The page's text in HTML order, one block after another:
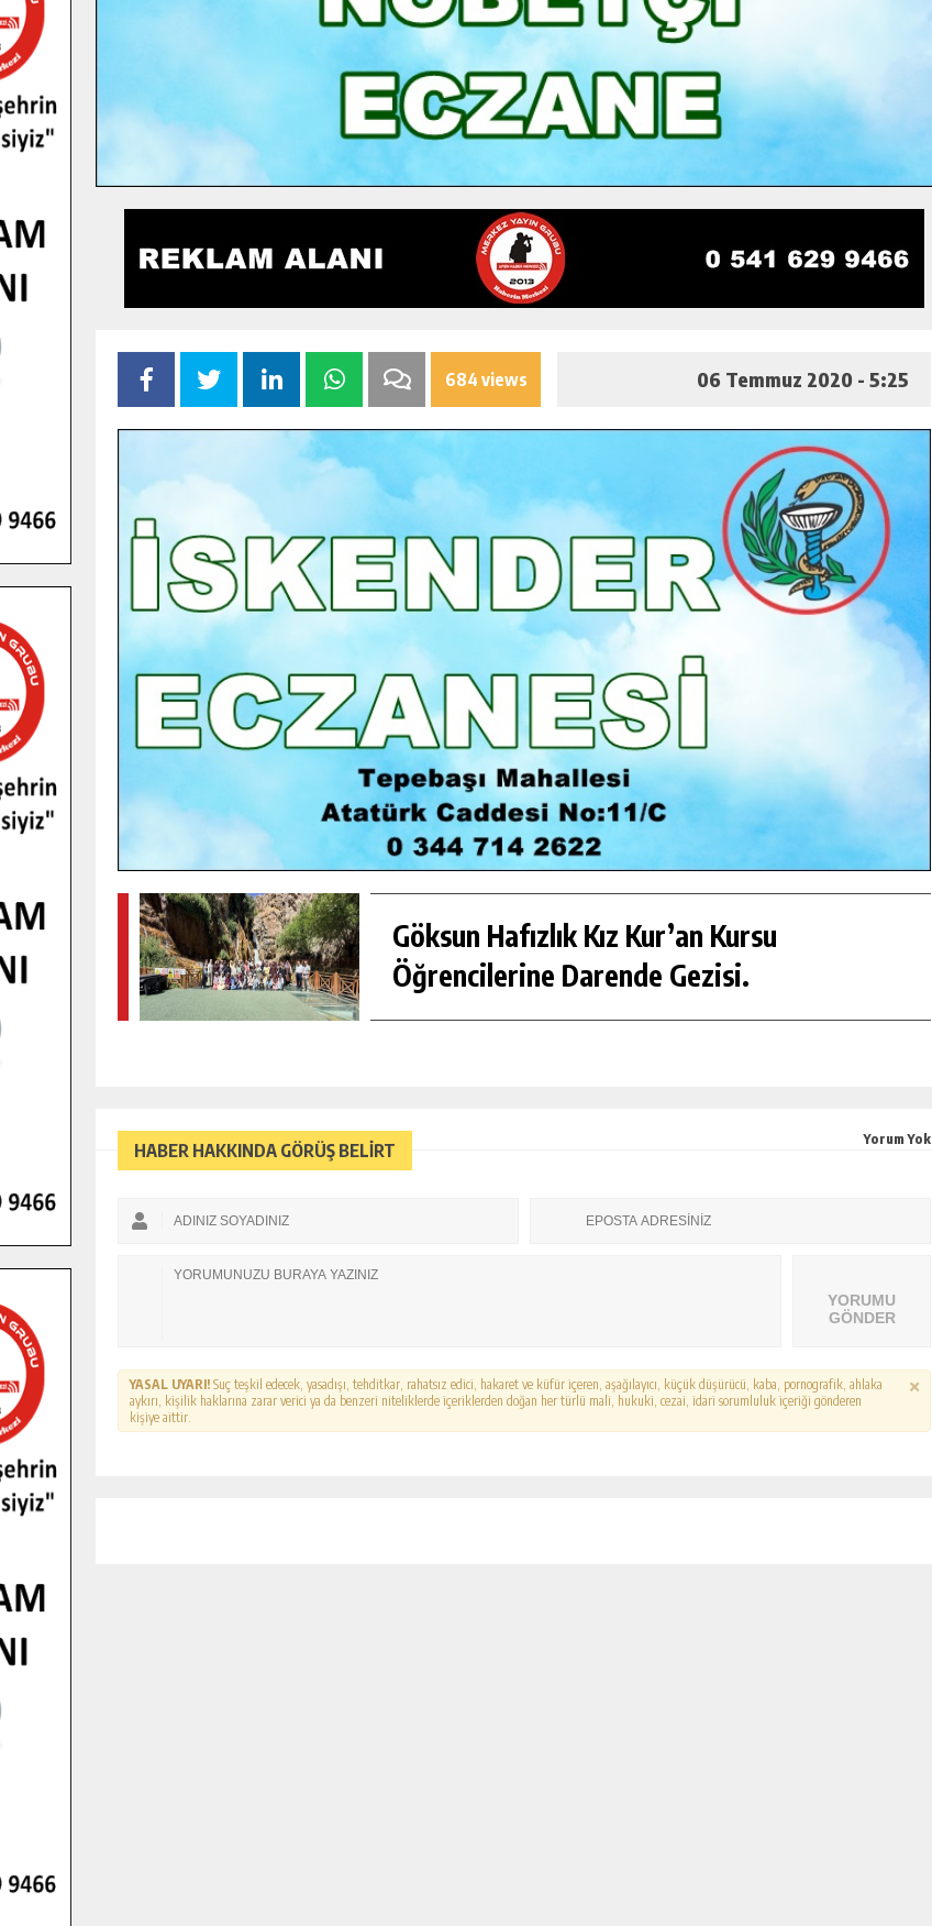
684 views 06 Temmuz 2020 - 5:25
Göksun Hafızlık Kız Kur’an Kursu
Öğrencilerine Darende Gezisi.
HABER HAKKINDA GÖRÜŞ BELİRT
Yorum Yok
YORUMU
GÖNDER
YASAL UYARI! Suç teşkil edecek, yasadışı, tehditkar, rahatsız edici, hakaret ve küfür içeren, aşağılayıcı, küçük düşürücü, kaba, pornografik, ahlaka
aykırı, kişilik haklarına zarar verici ya da benzeri niteliklerde içeriklerden doğan her türlü mali, hukuki, cezai, idari sorumluluk içeriği gönderen
kişiye aittir.
GÜNLÜK HABER AKIŞI
GENÇLER PUSULA MARAŞ KAMPINDA
YENI MEDYA VE FOTOĞRAFÇILIĞI
GÜNLÜK HABER AKIŞI
GÖKSUN HAFIZLIK KIZ KUR’AN KURSU
ÖĞRENCILERINE DARENDE GEZISI.